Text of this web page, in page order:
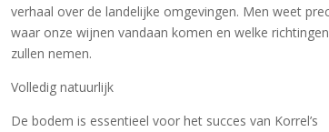
verhaal over de landelijke omgevingen. Men weet
waar onze wijnen vandaan komen en welke
zullen nemen.
Volledig natuurlijk
De bodem is essentieel voor het succes van Korrel’s